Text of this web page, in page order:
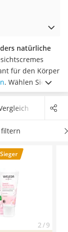
natürliche
für den Körper
. Wählen Sie
ist. 30-ml-Tuben
haben Sie
Weleda
filtern
2 / 9